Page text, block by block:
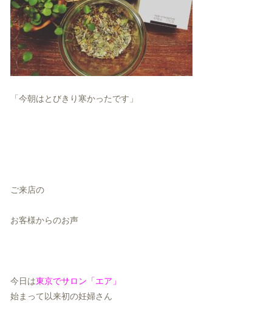
「今朝はとびきり寒かったです」
ご来店の
お客様からのお声
今日は東京でサロン「エア」
始まって以来初の妊婦さん